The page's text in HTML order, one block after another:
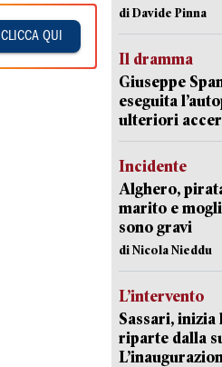
CLICCA QUI
di Davide Pinna
Il dramma
Giuseppe
eseguita
ulteriori
Incidente
Alghero,
marito e
sono gravi
di Nicola Nieddu
L’intervento
Sassari, inizia
riparte dalla